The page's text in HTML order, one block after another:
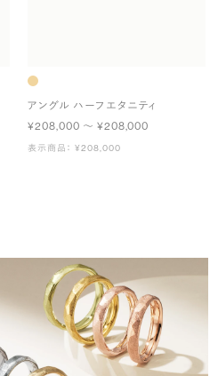
アングル ハーフエタニティ
¥208,000 〜 ¥208,000
表示商品： ¥208,000